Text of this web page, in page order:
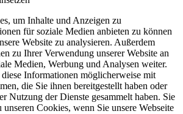
um Inhalte und Anzeigen zu
für soziale Medien anbieten zu können
Website zu analysieren. Außerdem
zu Ihrer Verwendung unserer Website an
Medien, Werbung und Analysen weiter.
Informationen möglicherweise mit
die Sie ihnen bereitgestellt haben oder
Nutzung der Dienste gesammelt haben. Sie
Cookies, wenn Sie unsere Webseite